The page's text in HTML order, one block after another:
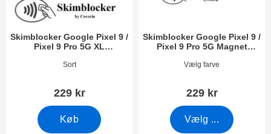
Skimblocker Google Pixel 9 /
Pixel 9 Pro 5G XL
Varenr 51515Sort
229 kr
Køb
Skimblocker Google Pixel 9 /
Pixel 9 Pro 5G Magnet
Varenr 51521Vælg farve
229 kr
Vælg ...